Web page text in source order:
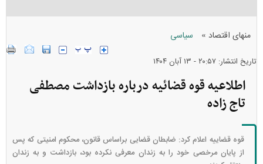
منهای اقتصاد » سیاسی
تاریخ انتشار: ۲۰:۵۷ - ۱۳ آبان ۱۴۰۴
اطلاعیه قوه قضائیه درباره بازداشت مصطفی
تاج زاده
قوه قضاییه اعلام کرد: ضابطان قضایی براساس قانون، محکوم امنیتی که پس
از پایان مرخصی خود را به زندان معرفی نکرده بود، بازداشت و به زندان